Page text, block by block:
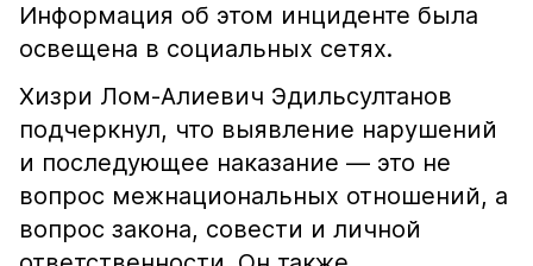
Информация об этом инциденте была
освещена в социальных сетях.
Хизри Лом-Алиевич Эдильсултанов
подчеркнул, что выявление нарушений
и последующее наказание — это не
вопрос межнациональных отношений, а
вопрос закона, совести и личной